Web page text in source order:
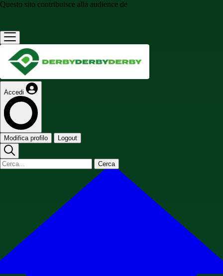
Questo sito contribuisce alla audience de
Accedi
Modifica profilo Logout
Cerca